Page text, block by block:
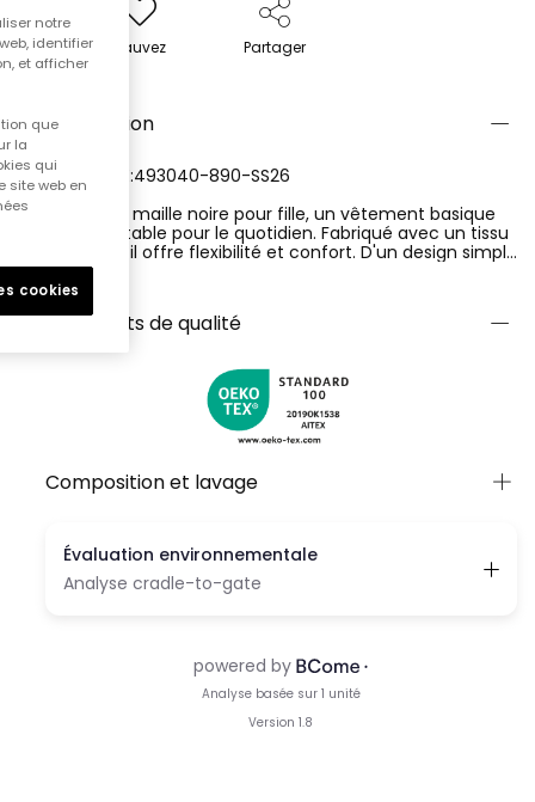
Sauvez Partager
Description
RÉFÉRENCE:493040-890-SS26
T-shirt en maille noire pour fille, un vêtement basique
et confortable pour le quotidien. Fabriqué avec un tissu
élastique, il offre flexibilité et confort. D'un design simple
et sans motifs, il présente un col rond et un style
minimaliste. Disponible en tailles allant de 12 mois à 14
ans. Sa couleur noire la rend polyvalente pour s'associer
à divers styles. Idéale à porter seule en été ou sous des
vestes par temps plus froid, c'est une pièce essentielle
dans la garde-robe enfantine.
Ver más
Certificats de qualité
Composition et lavage
notre
identifier
et afficher
que
la
qui
site web en
cookies